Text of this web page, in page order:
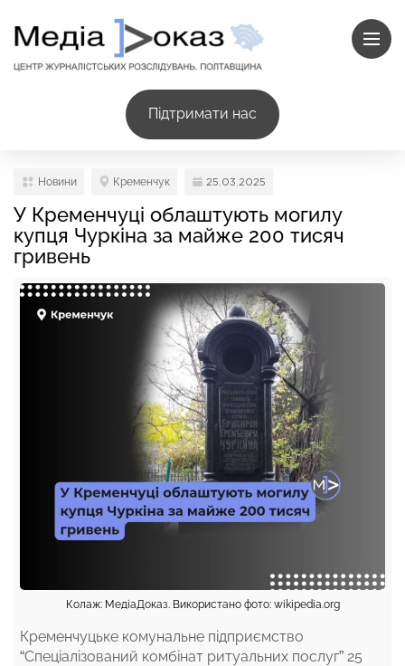
Підтримати нас
Новини Кременчук 25.03.2025
У Кременчуці облаштують могилу
купця Чуркіна за майже 200 тисяч
гривень
Колаж: МедіаДоказ. Використано фото: wikipedia.org
Кременчуцьке комунальне підприємство
“Спеціалізований комбінат ритуальних послуг” 25